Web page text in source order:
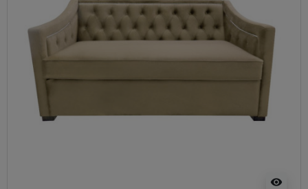
visibility